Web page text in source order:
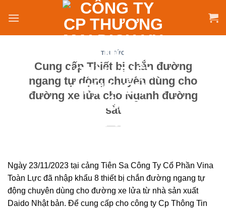
TIN TỨC
Cung cấp Thiết bị chắn đường
ngang tự động chuyên dùng cho
đường xe lửa cho Ngành đường
sắt
Ngày 23/11/2023 tại cảng Tiên Sa Công Ty Cổ Phần Vina
Toàn Lực đã nhập khẩu 8 thiết bị chắn đường ngang tự
động chuyên dùng cho đường xe lửa từ nhà sản xuất
Daido Nhật bản. Để cung cấp cho công ty Cp Thông Tin